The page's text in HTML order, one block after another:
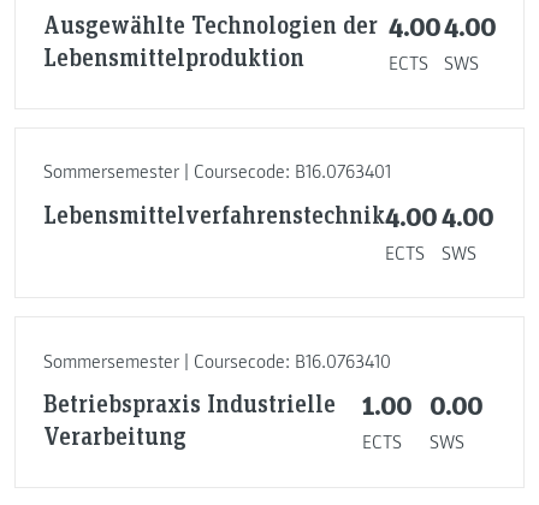
Ausgewählte Technologien der
Lebensmittelproduktion
4.00
ECTS
4.00
SWS
Sommersemester | Coursecode: B16.0763401
Lebensmittelverfahrenstechnik4.00
ECTS
4.00
SWS
Sommersemester | Coursecode: B16.0763410
Betriebspraxis Industrielle
Verarbeitung
1.00
ECTS
0.00
SWS